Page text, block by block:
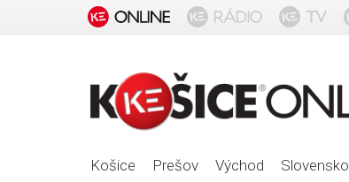
Košice Prešov Východ Slovensko